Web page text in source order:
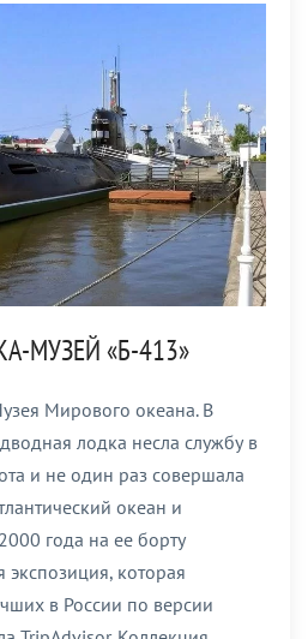
МУЗЕЙ «Б-413»
Мирового океана. В
лодка несла службу в
и не один раз совершала
океан и
года на ее борту
экспозиция, которая
в России по версии